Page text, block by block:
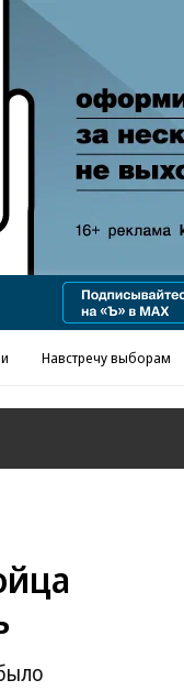
ad
Навстречу выборам